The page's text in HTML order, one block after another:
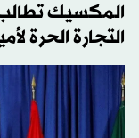
المكسيك تطالب
التجارة الحرة